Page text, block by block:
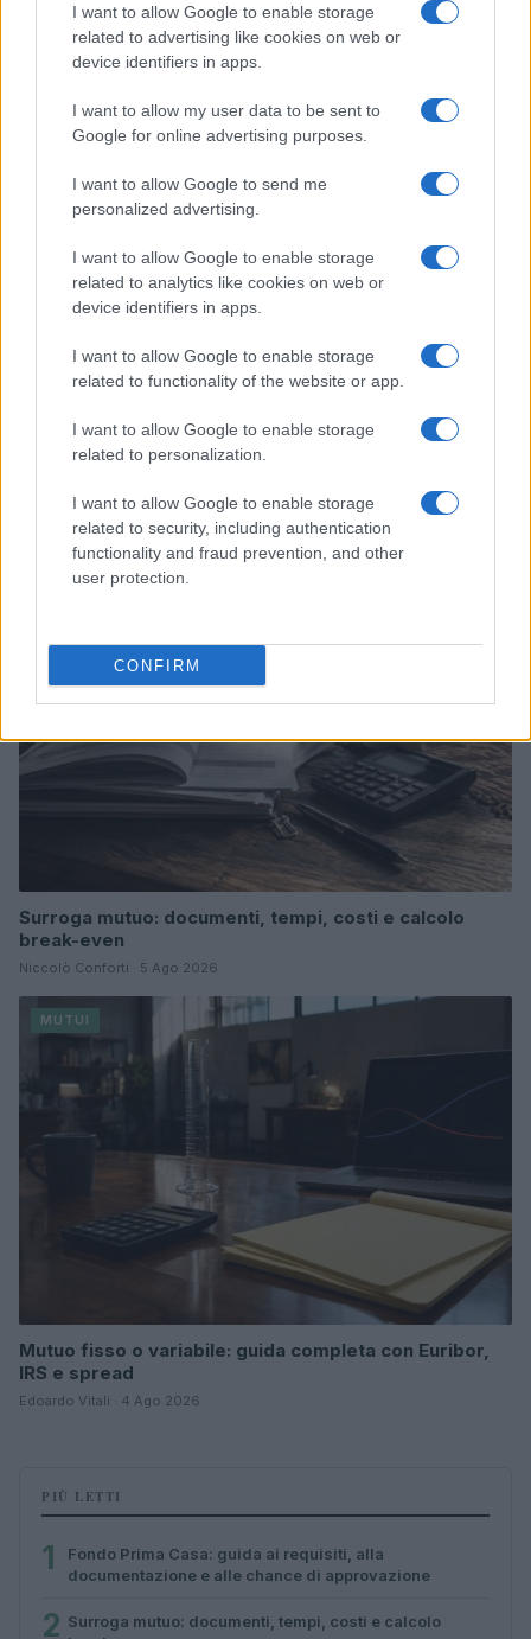
I want to allow Google to enable storage
related to advertising like cookies on web or
device identifiers in apps.
I want to allow my user data to be sent to
Google for online advertising purposes.
I want to allow Google to send me
personalized advertising.
I want to allow Google to enable storage
related to analytics like cookies on web or
device identifiers in apps.
I want to allow Google to enable storage
related to functionality of the website or app.
I want to allow Google to enable storage
related to personalization.
I want to allow Google to enable storage
related to security, including authentication
functionality and fraud prevention, and other
user protection.
CONFIRM
documentazione e alle chance di approvazione
Niccolò Conforti · 5 Ago 2026
MUTUI
Surroga mutuo: documenti, tempi, costi e calcolo
break-even
Niccolò Conforti · 5 Ago 2026
MUTUI
Mutuo fisso o variabile: guida completa con Euribor,
IRS e spread
Edoardo Vitali · 4 Ago 2026
PIÙ LETTI
1
Fondo Prima Casa: guida ai requisiti, alla
documentazione e alle chance di approvazione
2 Surroga mutuo: documenti, tempi, costi e calcolo